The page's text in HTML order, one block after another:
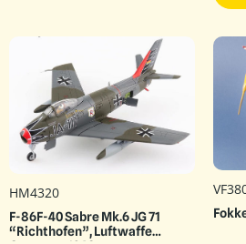
HM4320
F-86F-40 Sabre Mk.6 JG 71
“Richthofen”, Luftwaffe